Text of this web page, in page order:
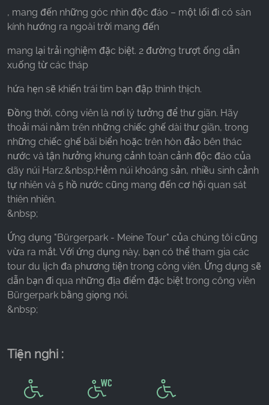
, mang đến những góc nhìn độc đáo – một lối đi có sàn
kính hướng ra ngoài trời mang đến
mang lại trải nghiệm đặc biệt. 2 đường trượt ống dẫn
xuống từ các tháp
hứa hẹn sẽ khiến trái tim bạn đập thình thịch.
Đồng thời, công viên là nơi lý tưởng để thư giãn. Hãy
thoải mái nằm trên những chiếc ghế dài thư giãn, trong
những chiếc ghế bãi biển hoặc trên hòn đảo bên thác
nước và tận hưởng khung cảnh toàn cảnh độc đáo của
dãy núi Harz.&nbsp;Hẻm núi khoáng sản, nhiều sinh cảnh
tự nhiên và 5 hồ nước cũng mang đến cơ hội quan sát
thiên nhiên.
&nbsp;
Ứng dụng "Bürgerpark - Meine Tour" của chúng tôi cũng
vừa ra mắt. Với ứng dụng này, bạn có thể tham gia các
tour du lịch đa phương tiện trong công viên. Ứng dụng sẽ
dẫn bạn đi qua những địa điểm đặc biệt trong công viên
Bürgerpark bằng giọng nói.
&nbsp;
Tiện nghi :